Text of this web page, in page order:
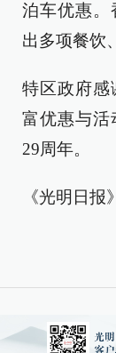
泊车优惠。
出多项餐饮
特区政府感
富优惠与活
29周年。
《光明日报